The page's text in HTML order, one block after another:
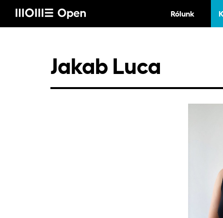
Rólunk
Jakab Luca